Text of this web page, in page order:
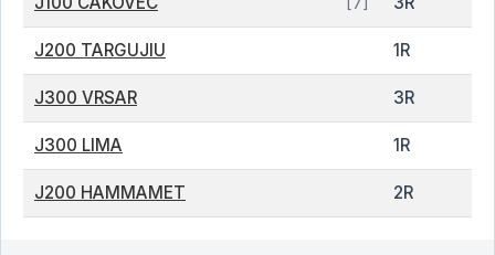
J200 TARGUJIU 1R
J300 VRSAR 3R
J300 LIMA 1R
J200 HAMMAMET 2R